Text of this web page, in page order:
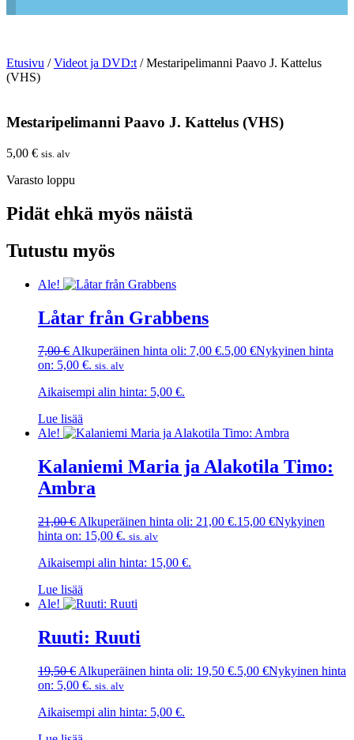
Etusivu /Videot ja DVD:t/ Mestaripelimanni Paavo J. Kattelus
(VHS)
Mestaripelimanni Paavo J. Kattelus (VHS)
5,00 € sis. alv
Varasto loppu
Pidät ehkä myös näistä
Tutustu myös
Ale!
Låtar från Grabbens
7,00€Alkuperäinen hinta oli: 7,00 €.5,00 €Nykyinen hinta
on: 5,00 €. sis. alv
Aikaisempi alin hinta: 5,00 €.
Lue lisää
Ale!
Kalaniemi Maria ja Alakotila Timo:
Ambra
21,00€ Alkuperäinen hinta oli: 21,00 €.15,00 €Nykyinen
hinta on: 15,00 €. sis. alv
Aikaisempi alin hinta: 15,00 €.
Lue lisää
Ale!
Ruuti: Ruuti
19,50€ Alkuperäinen hinta oli: 19,50 €.5,00 €Nykyinen hinta
on: 5,00 €. sis. alv
Aikaisempi alin hinta: 5,00 €.